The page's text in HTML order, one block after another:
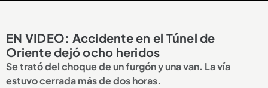
EN VIDEO: Accidente en el Túnel de
Oriente dejó ocho heridos
Se trató del choque de un furgón y una van. La vía
estuvo cerrada más de dos horas.